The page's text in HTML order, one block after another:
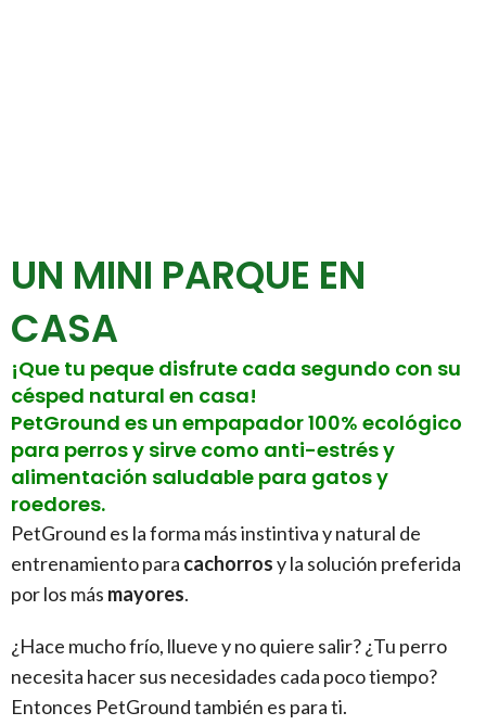
UN MINI PARQUE EN
CASA
¡Que tu peque disfrute cada segundo con su
césped natural en casa!
PetGround es un empapador 100% ecológico
para perros y sirve como anti-estrés y
alimentación saludable para gatos y
roedores.
PetGround es la forma más instintiva y natural de
entrenamiento para cachorrosy la solución preferida
por los más mayores.
¿Hace mucho frío, llueve y no quiere salir? ¿Tu perro
necesita hacer sus necesidades cada poco tiempo?
Entonces PetGround también es para ti.